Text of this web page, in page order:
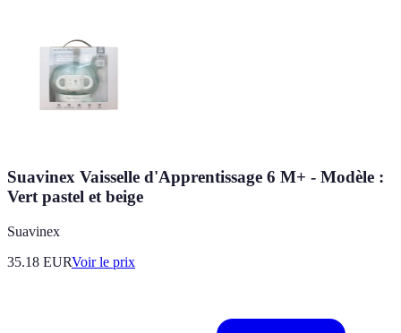
Suavinex Vaisselle d'Apprentissage 6 M+ - Modèle :
Vert pastel et beige
Suavinex
35.18 EURVoir le prix